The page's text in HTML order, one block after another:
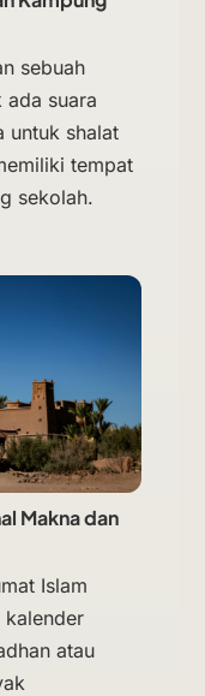
sebuah
ada suara
untuk shalat
tempat
sekolah.
Makna dan
Islam
kalender
atau